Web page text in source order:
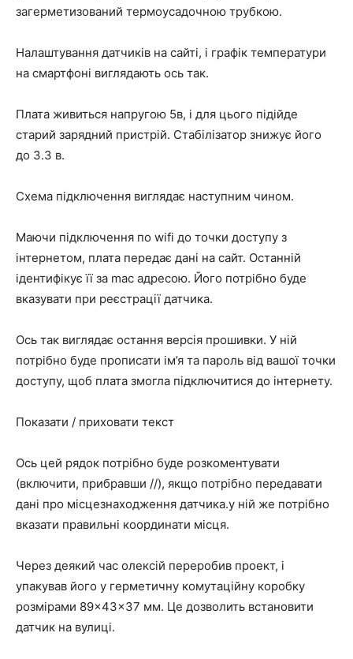
загерметизований термоусадочною трубкою.
Налаштування датчиків на сайті, і графік температури
на смартфоні виглядають ось так.
Плата живиться напругою 5в, і для цього підійде
старий зарядний пристрій. Стабілізатор знижує його
до 3.3 в.
Схема підключення виглядає наступним чином.
Маючи підключення по wifi до точки доступу з
інтернетом, плата передає дані на сайт. Останній
ідентифікує її за mac адресою. Його потрібно буде
вказувати при реєстрації датчика.
Ось так виглядає остання версія прошивки. У ній
потрібно буде прописати ім’я та пароль від вашої точки
доступу, щоб плата змогла підключитися до інтернету.
Показати / приховати текст
Ось цей рядок потрібно буде розкоментувати
(включити, прибравши //), якщо потрібно передавати
дані про місцезнаходження датчика.у ній же потрібно
вказати правильні координати місця.
Через деякий час олексій переробив проект, і
упакував його у герметичну комутаційну коробку
розмірами 89×43×37 мм. Це дозволить встановити
датчик на вулиці.